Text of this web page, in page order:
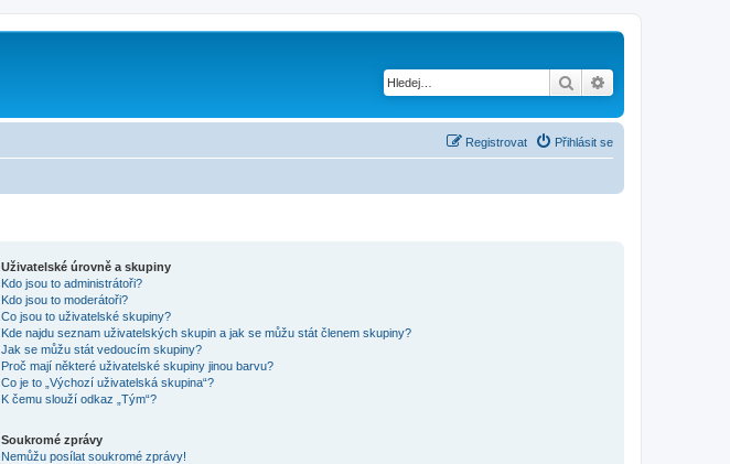
Hledat
Přihlásit se
Registrovat
Uživatelské úrovně a skupiny
Kdo jsou to administrátoři?
Kdo jsou to moderátoři?
Co jsou to uživatelské skupiny?
Kde najdu seznam uživatelských skupin a jak se můžu stát členem skupiny?
Jak se můžu stát vedoucím skupiny?
Proč mají některé uživatelské skupiny jinou barvu?
Co je to „Výchozí uživatelská skupina“?
K čemu slouží odkaz „Tým“?
Soukromé zprávy
Nemůžu posílat soukromé zprávy!